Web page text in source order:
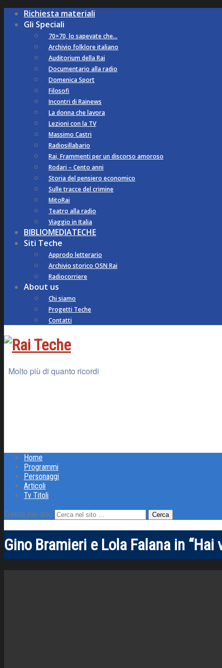
Richiesta materiali
Gli Speciali
70×70, lo sapevate che…
Archivio folklore italiano
Auditorium della Rai
Documentario alla radio
Domenica Sport
Filosofi
Incontri di Rainews
La donna che lavora
Lezioni con la TV
Massimo Castri
Radiosillabario
Rai, Frammenti per un discorso amoroso
Rodari – Cento anni
Storia del pensiero economico
Sulle tracce del crimine
MitoRai
Teatro alla radio
Viaggio in Italia
BIBLIOMEDIATECHE
Siti Teche
Approdo letterario
Archivio storico OSN Rai
Radiocorriere
About us
Chi siamo
Progetti Teche
Contatti
Molto più di quanto ricordi
Home
Programmi
Personaggi
Articoli
Tv Titoli
Cerca nel sito
Gino Bramieri e Lola Falana in “Hai